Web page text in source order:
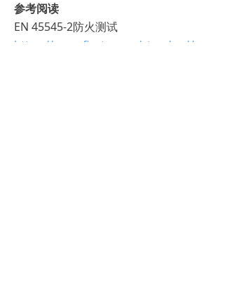
参考阅读
EN 45545-2防火测试
https://www.firete.com/standard/eu